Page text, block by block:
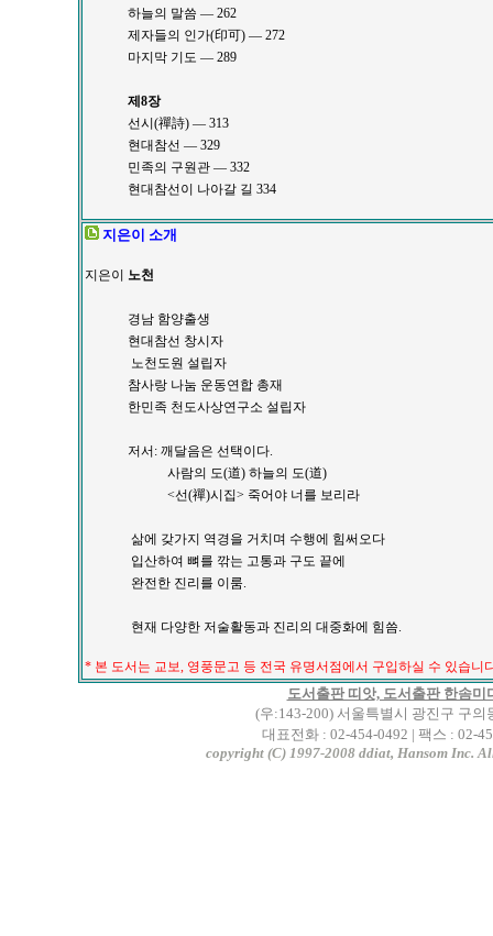
하늘의 말씀 ― 262
제자들의 인가(印可) ― 272
마지막 기도 ― 289
제8장
선시(禪詩) ― 313
현대참선 ― 329
민족의 구원관 ― 332
현대참선이 나아갈 길 334
지은이 소개
지은이 노천
경남 함양출생
현대참선 창시자
노천도원 설립자
참사랑 나눔 운동연합 총재
한민족 천도사상연구소 설립자
저서: 깨달음은 선택이다.
사람의 도(道) 하늘의 도(道)
<선(禪)시집> 죽어야 너를 보리라
삶에 갖가지 역경을 거치며 수행에 힘써오다
입산하여 뼈를 깎는 고통과 구도 끝에
완전한 진리를 이룸.
현재 다양한 저술활동과 진리의 대중화에 힘씀.
* 본 도서는 교보, 영풍문고 등 전국 유명서점에서 구입하실 수 있습니
도서출판 띠앗, 도서출판 한솜미
(우:143-200) 서울특별시 광진구 구의
대표전화 : 02-454-0492 | 팩스 : 02-
copyright (C) 1997-2008 ddiat, Hansom Inc.